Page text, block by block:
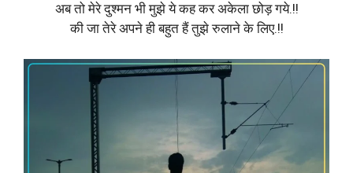
अब तो मेरे दुश्मन भी मुझे ये कह कर अकेला छोड़ गये.!!
की जा तेरे अपने ही बहुत हैं तुझे रुलाने के लिए.!!